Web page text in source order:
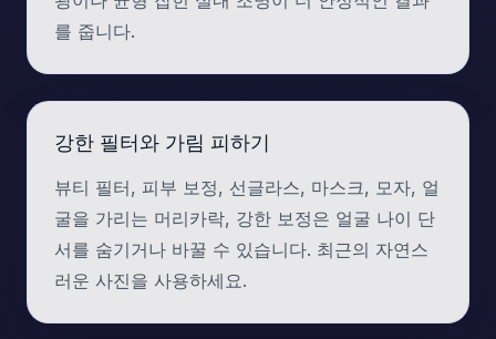
를 줍니다.
강한 필터와 가림 피하기
뷰티 필터, 피부 보정, 선글라스, 마스크, 모자, 얼
굴을 가리는 머리카락, 강한 보정은 얼굴 나이 단
서를 숨기거나 바꿀 수 있습니다. 최근의 자연스
러운 사진을 사용하세요.